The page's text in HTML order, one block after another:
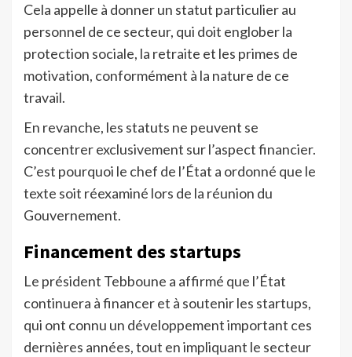
Cela appelle à donner un statut particulier au
personnel de ce secteur, qui doit englober la
protection sociale, la retraite et les primes de
motivation, conformément à la nature de ce
travail.
En revanche, les statuts ne peuvent se
concentrer exclusivement sur l’aspect financier.
C’est pourquoi le chef de l’État a ordonné que le
texte soit réexaminé lors de la réunion du
Gouvernement.
Financement des startups
Le président Tebboune a affirmé que l’État
continuera à financer et à soutenir les startups,
qui ont connu un développement important ces
dernières années, tout en impliquant le secteur